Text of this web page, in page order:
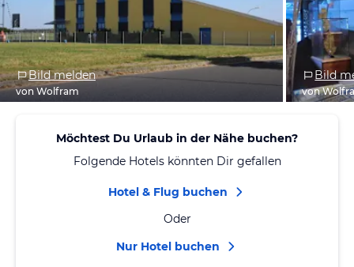
Bild melden
von Wolfram
Bild
von
Möchtest Du Urlaub in der Nähe buchen?
Folgende Hotels könnten Dir gefallen
Hotel & Flug buchen
Oder
Nur Hotel buchen